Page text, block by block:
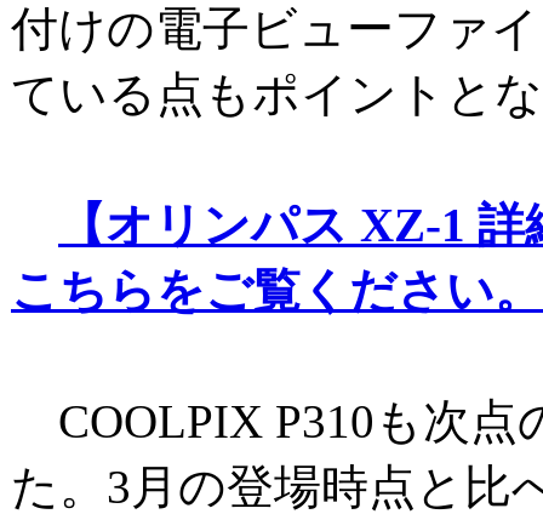
付けの電子ビューファ
ている点もポイントと
【オリンパス XZ-1
こちらをご覧ください
COOLPIX P310も次点
た。3月の登場時点と比